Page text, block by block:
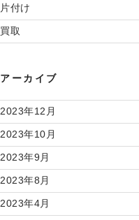
片付け
買取
アーカイブ
2023年12月
2023年10月
2023年9月
2023年8月
2023年4月